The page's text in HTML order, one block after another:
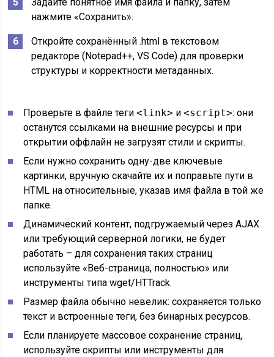
Задайте понятное имя файла и папку, затем
нажмите «Сохранить».
Откройте сохранённый .html в текстовом
редакторе (Notepad++, VS Code) для проверки
структуры и корректности метаданных.
Проверьте в файле теги<link> и<script>: они
останутся ссылками на внешние ресурсы и при
открытии оффлайн не загрузят стили и скрипты.
Если нужно сохранить одну-две ключевые
картинки, вручную скачайте их и поправьте пути в
HTML на относительные, указав имя файла в той же
папке.
Динамический контент, подгружаемый через AJAX
или требующий серверной логики, не будет
работать – для сохранения таких страниц
используйте «Веб-страница, полностью» или
инструменты типа wget/HTTrack.
Размер файла обычно невелик: сохраняется только
текст и встроенные теги, без бинарных ресурсов.
Если планируете массовое сохранение страниц,
используйте скрипты или инструменты для